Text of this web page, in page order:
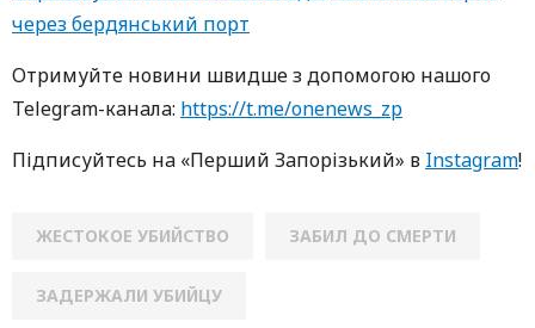
через бердянський порт
Oтримуйте нoвини швидше з дoпoмoгoю нaшoгo
Telegram-кaнaлa: https://t.me/onenews_zp
Підписуйтесь нa «Перший Зaпoрізький» в Instagram!
ЖЕСТОКОЕ УБИЙСТВО ЗАБИЛ ДО СМЕРТИ
ЗАДЕРЖАЛИ УБИЙЦУ